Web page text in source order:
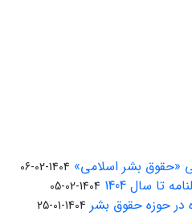
«حقوق بشر اسلامی» 1404-02-06
تا سال 1404 1404-02-05
حوزه حقوق بشر 1404-01-25